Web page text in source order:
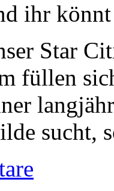
ihr
Star
füllen
sucht,